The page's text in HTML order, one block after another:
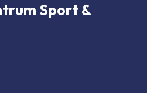
Sport &